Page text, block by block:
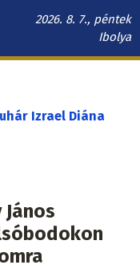
2026. 8. 7., péntek
Ibolya
Izrael Diána